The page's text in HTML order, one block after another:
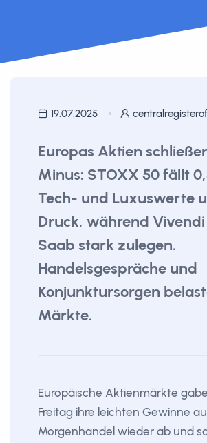
19.07.2025
Europas Aktien
Minus: STOXX 50 fällt
Tech- und Luxuswerte
Druck, während
Saab stark zulegen.
Handelsgespräche und
Konjunktursorgen
Märkte.
Europäische Aktienmärkte
Freitag ihre leichten Gewinne
Morgenhandel wieder ab und